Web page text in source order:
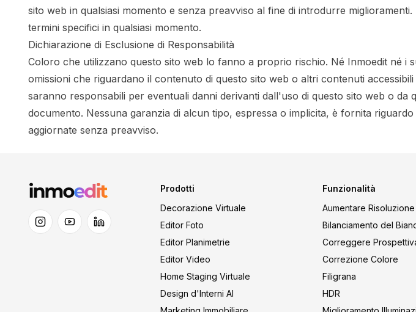
sito web in qualsiasi momento e senza preavviso al fine di introdurre
termini specifici in qualsiasi momento.
Dichiarazione di Esclusione di Responsabilità
Coloro che utilizzano questo sito web lo fanno a proprio rischio. Né Inmoedit né
omissioni che riguardano il contenuto di questo sito web o altri contenuti
saranno responsabili per eventuali danni derivanti dall'uso di questo sito web o
documento. Nessuna garanzia di alcun tipo, espressa o implicita, è fornita
aggiornate senza preavviso.
Prodotti
Decorazione Virtuale
Editor Foto
Editor Planimetrie
Editor Video
Home Staging Virtuale
Design d'Interni AI
Funzionalità
Aumentare Risoluzione
Bilanciamento del
Correggere
Correzione Colore
Filigrana
HDR